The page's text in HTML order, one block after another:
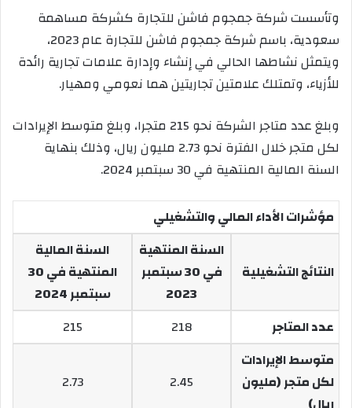
وتأسست شركة جمجوم فاشن للتجارة كشركة مساهمة
سعودية، باسم شركة جمجوم فاشن للتجارة عام 2023،
ويتمثل نشاطها الحالي في إنشاء وإدارة علامات تجارية رائدة
للأزياء، وتمتلك علامتين تجاريتين هما نعومي ومهيار.
وبلغ عدد متاجر الشركة نحو 215 متجرا، وبلغ متوسط الإيرادات
لكل متجر خلال الفترة نحو 2.73 مليون ريال، وذلك بنهاية
السنة المالية المنتهية في 30 سبتمبر 2024.
مؤشرات الأداء المالي والتشغيلي
النتائج التشغيلية
السنة المنتهية
في 30 سبتمبر
2023
السنة المالية
المنتهية في 30
سبتمبر 2024
عدد المتاجر
218
215
متوسط الإيرادات
لكل متجر (مليون
2.45
2.73